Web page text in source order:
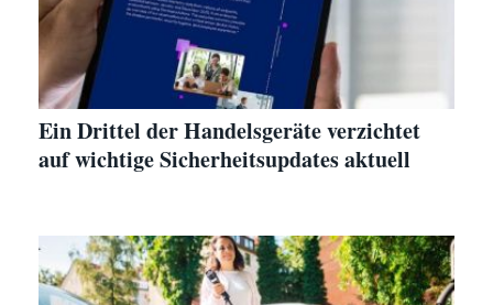
Ein Drittel der Handelsgeräte verzichtet
auf wichtige Sicherheitsupdates aktuell